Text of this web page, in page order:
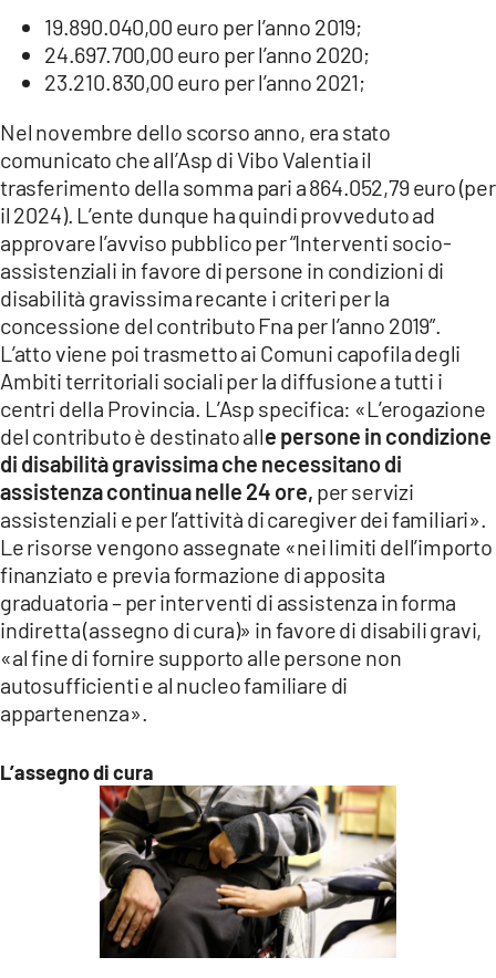
App
ANDROID
APPLE
19.890.040,00 euro per l’anno 2019;
24.697.700,00 euro per l’anno 2020;
23.210.830,00 euro per l’anno 2021;
Nel novembre dello scorso anno, era stato
comunicato che all’Asp di Vibo Valentia il
trasferimento della somma pari a 864.052,79 euro (per
il 2024). L’ente dunque ha quindi provveduto ad
approvare l’avviso pubblico per “Interventi socio-
assistenziali in favore di persone in condizioni di
disabilità gravissima recante i criteri per la
concessione del contributo Fna per l’anno 2019”.
L’atto viene poi trasmetto ai Comuni capofila degli
Ambiti territoriali sociali per la diffusione a tutti i
centri della Provincia. L’Asp specifica: «L’erogazione
del contributo è destinato alle persone in condizione
di disabilità gravissima che necessitano di
assistenza continua nelle 24 ore, per servizi
assistenziali e per l’attività di caregiver dei familiari».
Le risorse vengono assegnate «nei limiti dell’importo
finanziato e previa formazione di apposita
graduatoria – per interventi di assistenza in forma
indiretta (assegno di cura)» in favore di disabili gravi,
«al fine di fornire supporto alle persone non
autosufficienti e al nucleo familiare di
appartenenza».
L’assegno di cura